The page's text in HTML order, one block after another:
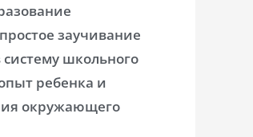
заучивание
школьного
ребенка и
окружающего